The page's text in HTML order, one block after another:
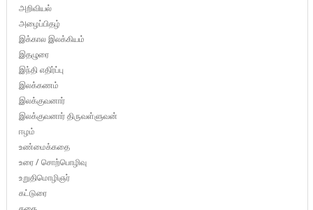
அறிவியல்
அழைப்பிதழ்
இக்கால இலக்கியம்
இதழுரை
இந்தி எதிர்ப்பு
இலக்கணம்
இலக்குவனார்
இலக்குவனார் திருவள்ளுவன்
ஈழம்
உண்மைக்கதை
உரை / சொற்பொழிவு
உறுதிமொழிஞர்
கட்டுரை